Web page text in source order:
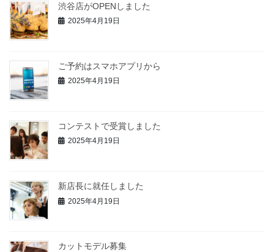
渋谷店がOPENしました
2025年4月19日
ご予約はスマホアプリから
2025年4月19日
コンテストで受賞しました
2025年4月19日
新店長に就任しました
2025年4月19日
カットモデル募集